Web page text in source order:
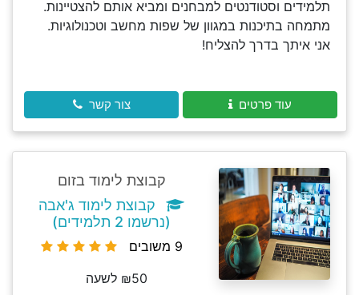
תלמידים וסטודנטים למבחנים ומביא אותם להצטיינות.
מתמחה בתיכנות במגוון של שפות מחשב וטכנולוגיות.
אני איתך בדרך להצליח!
עוד פרטים צור קשר
קבוצת לימוד בזום
קבוצת לימוד ג'אבה
(נרשמו 2 תלמידים)
9 משובים
₪50 לשעה